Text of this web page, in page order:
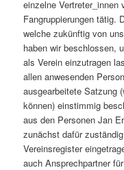
einzelne Vertreter_innen
Fangruppierungen tätig.
welche zukünftig von
haben wir beschlossen,
als Verein einzutragen
allen anwesenden
ausgearbeitete Satzung
können) einstimmig
aus den Personen Jan
zunächst dafür
Vereinsregister
auch Ansprechpartner